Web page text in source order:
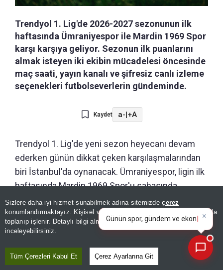
Sizlere daha iyi hizmet sunabilmek adına sitemizdeçerez
konumlandırmaktayız. Kişisel verileriniz, KVKK ve GDPR kapsamında
toplanıp işlenir. Detaylı bilgi almak içinAydınlatma Metnimizi
inceleyebilirsiniz.
Tüm Çerezleri Kabul Et Çerez Ayarlarına Git
Trendyol 1. Lig'de 2026-2027 sezonunun ilk
haftasında Ümraniyespor ile Mardin 1969 Spor
karşı karşıya geliyor. Sezonun ilk puanlarını
almak isteyen iki ekibin mücadelesi öncesinde
maç saati, yayın kanalı ve şifresiz canlı izleme
seçenekleri futbolseverlerin gündeminde.
Kaydet a-|+A
Trendyol 1. Lig'de yeni sezon heyecanı devam
ederken günün dikkat çeken karşılaşmalarından
biri İstanbul'da oynanacak. Ümraniyespor, ligin ilk
haftasında Mardin 1969 Spor'u sahasında
ağırlayacak. Saat 19.00'da başlayacak mücadeleyi
takip etmek isteyen futbolseverler
"Ümraniyespor-Mardin 1969 maçı hangi kanalda,
şifresiz mi, nereden izlenir?" sorularına cevap
arıyor.
Günün spor, gündem ve
ekonomi gelişmelerini analiz
edin!